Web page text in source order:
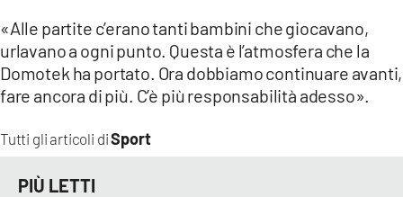
Tutti gli articoli diSport
«Alle partite c’erano tanti bambini che giocavano,
urlavano a ogni punto. Questa è l’atmosfera che la
Domotek ha portato. Ora dobbiamo continuare avanti,
fare ancora di più. C’è più responsabilità adesso».
PIÙ LETTI